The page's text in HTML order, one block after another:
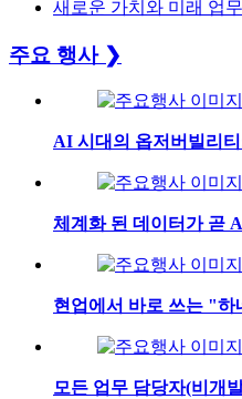
새로운 가치와 미래 업
주요 행사 ❯
AI 시대의 옵저버빌리
체계화 된 데이터가 곧
현업에서 바로 쓰는 "
모든 업무 담당자(비개